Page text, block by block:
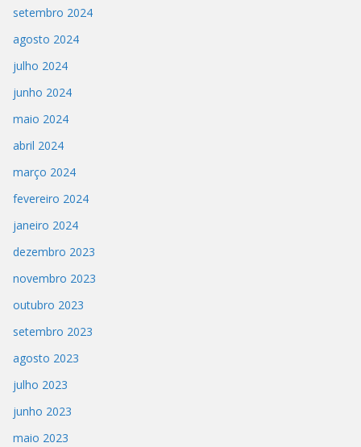
setembro 2024
agosto 2024
julho 2024
junho 2024
maio 2024
abril 2024
março 2024
fevereiro 2024
janeiro 2024
dezembro 2023
novembro 2023
outubro 2023
setembro 2023
agosto 2023
julho 2023
junho 2023
maio 2023